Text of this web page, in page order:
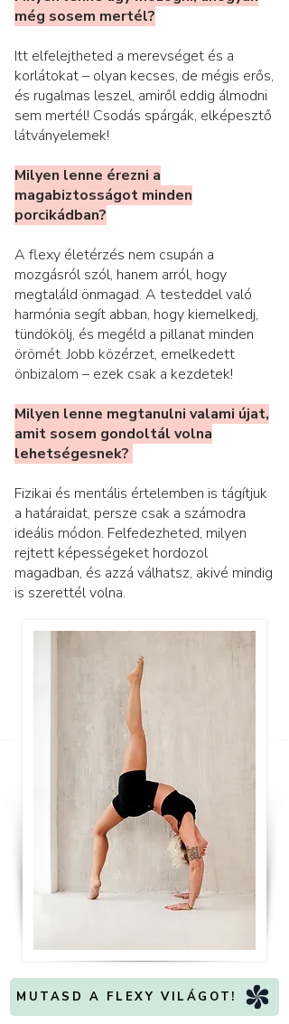
még sosem mertél?
Itt elfelejtheted a merevséget és a
korlátokat – olyan kecses, de mégis erős,
és rugalmas leszel, amiről eddig álmodni
sem mertél! Csodás spárgák, elképesztő
látványelemek!
Milyen lenne érezni a
magabiztosságot minden
porcikádban?
A flexy életérzés nem csupán a
mozgásról szól, hanem arról, hogy
megtaláld önmagad. A testeddel való
harmónia segít abban, hogy kiemelkedj,
tündökölj, és megéld a pillanat minden
örömét. Jobb közérzet, emelkedett
önbizalom – ezek csak a kezdetek!
Milyen lenne megtanulni valami újat,
amit sosem gondoltál volna
lehetségesnek?
Fizikai és mentális értelemben is tágítjuk
a határaidat, persze csak a számodra
ideális módon. Felfedezheted, milyen
rejtett képességeket hordozol
magadban, és azzá válhatsz, akivé mindig
is szerettél volna.
MUTASD A FLEXY VILÁGOT!